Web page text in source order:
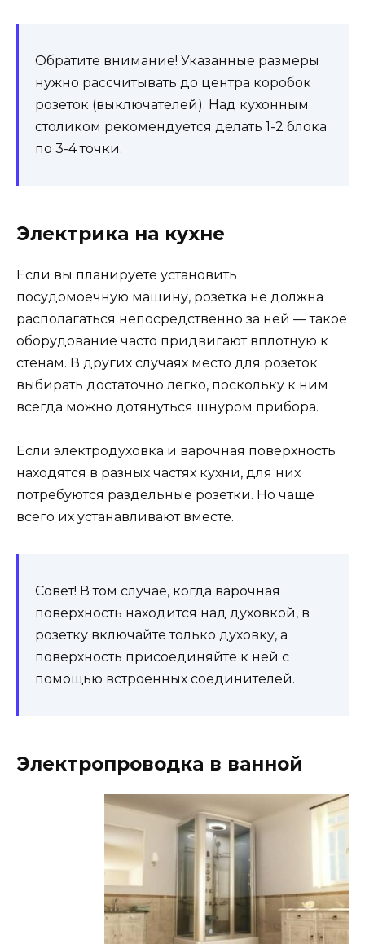
Обратите внимание! Указанные размеры
нужно рассчитывать до центра коробок
розеток (выключателей). Над кухонным
столиком рекомендуется делать 1-2 блока
по 3-4 точки.
Электрика на кухне
Если вы планируете установить
посудомоечную машину, розетка не должна
располагаться непосредственно за ней — такое
оборудование часто придвигают вплотную к
стенам. В других случаях место для розеток
выбирать достаточно легко, поскольку к ним
всегда можно дотянуться шнуром прибора.
Если электродуховка и варочная поверхность
находятся в разных частях кухни, для них
потребуются раздельные розетки. Но чаще
всего их устанавливают вместе.
Совет! В том случае, когда варочная
поверхность находится над духовкой, в
розетку включайте только духовку, а
поверхность присоединяйте к ней с
помощью встроенных соединителей.
Электропроводка в ванной